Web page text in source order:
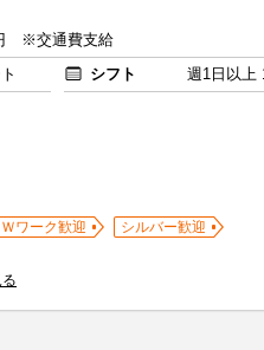
※交通費支給
シフト
週1日以上
ワーク歓迎
シルバー歓迎